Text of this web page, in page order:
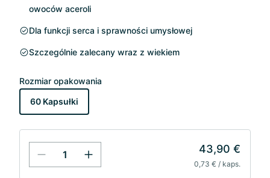
owoców aceroli
Dla funkcji serca i sprawności umysłowej
Szczególnie zalecany wraz z wiekiem
Rozmiar opakowania
60 Kapsułki
43,90 €
0,73 € / kaps.